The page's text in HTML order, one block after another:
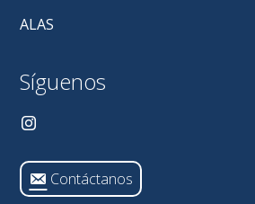
ALAS
Síguenos
Contáctanos